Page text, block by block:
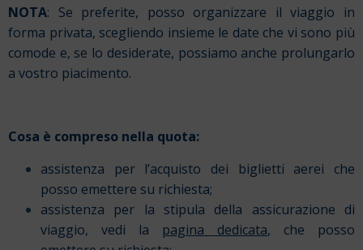
NOTA: Se preferite, posso organizzare il viaggio in
forma privata, scegliendo insieme le date che vi sono più
comode e, se lo desiderate, possiamo anche prolungarlo
a vostro piacimento.
Cosa è compreso nella quota:
assistenza per l’acquisto dei biglietti aerei che
posso emettere su richiesta;
assistenza per la stipula della assicurazione di
viaggio, vedi la pagina dedicata, che posso